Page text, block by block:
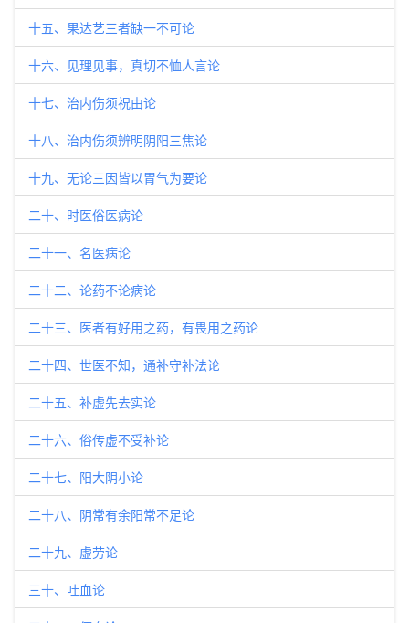
十五、果达艺三者缺一不可论
十六、见理见事，真切不恤人言论
十七、治内伤须祝由论
十八、治内伤须辨明阴阳三焦论
十九、无论三因皆以胃气为要论
二十、时医俗医病论
二十一、名医病论
二十二、论药不论病论
二十三、医者有好用之药，有畏用之药论
二十四、世医不知，通补守补法论
二十五、补虚先去实论
二十六、俗传虚不受补论
二十七、阳大阴小论
二十八、阴常有余阳常不足论
二十九、虚劳论
三十、吐血论